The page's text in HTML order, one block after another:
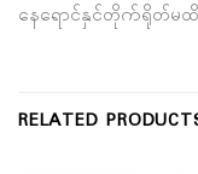
နေရောင်နှင်တိုက်ရိုတ်မ
RELATED